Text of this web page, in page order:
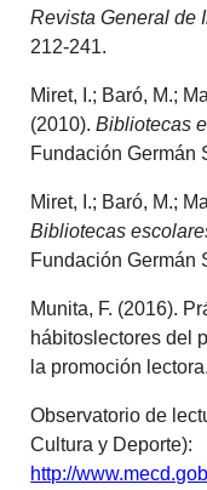
Revista General de
212-241.
Miret, I.; Baró, M.;
(2010).Bibliotecas
Fundación Germán
Miret, I.; Baró, M.;
Bibliotecas
Fundación Germán
Munita, F. (2016).
hábitoslectores del
la promoción lectora.
Observatorio de
Cultura y Deporte):
http://